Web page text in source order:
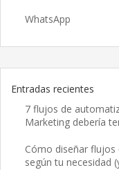
WhatsApp
Entradas recientes
7 flujos de
Marketing debería
Cómo diseñar
según tu necesidad